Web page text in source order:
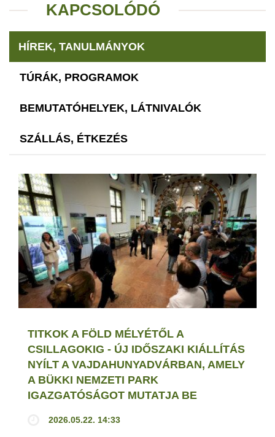
KAPCSOLÓDÓ
HÍREK, TANULMÁNYOK
TÚRÁK, PROGRAMOK
BEMUTATÓHELYEK, LÁTNIVALÓK
SZÁLLÁS, ÉTKEZÉS
TITKOK A FÖLD MÉLYÉTŐL A
CSILLAGOKIG - ÚJ IDŐSZAKI KIÁLLÍTÁS
NYÍLT A VAJDAHUNYADVÁRBAN, AMELY
A BÜKKI NEMZETI PARK
IGAZGATÓSÁGOT MUTATJA BE
2026.05.22. 14:33